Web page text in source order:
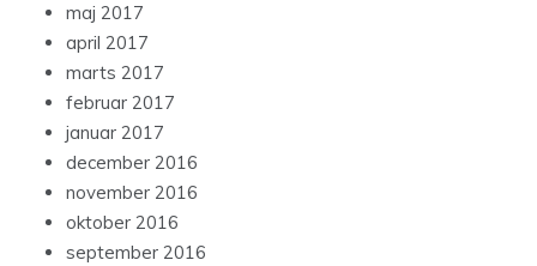
maj 2017
april 2017
marts 2017
februar 2017
januar 2017
december 2016
november 2016
oktober 2016
september 2016